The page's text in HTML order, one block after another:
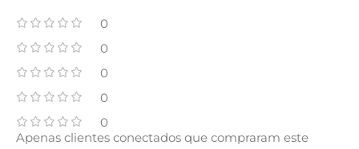
0
0
0
0
0
Apenas clientes conectados que compraram este